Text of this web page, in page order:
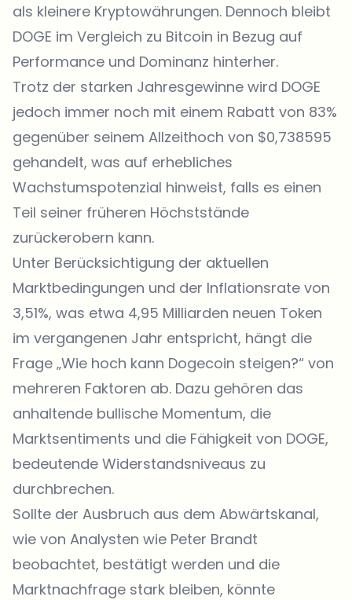
als kleinere Kryptowährungen. Dennoch bleibt
DOGE im Vergleich zu Bitcoin in Bezug auf
Performance und Dominanz hinterher.
Trotz der starken Jahresgewinne wird DOGE
jedoch immer noch mit einem Rabatt von 83%
gegenüber seinem Allzeithoch von $0,738595
gehandelt, was auf erhebliches
Wachstumspotenzial hinweist, falls es einen
Teil seiner früheren Höchststände
zurückerobern kann.
Unter Berücksichtigung der aktuellen
Marktbedingungen und der Inflationsrate von
3,51%, was etwa 4,95 Milliarden neuen Token
im vergangenen Jahr entspricht, hängt die
Frage „Wie hoch kann Dogecoin steigen?“ von
mehreren Faktoren ab. Dazu gehören das
anhaltende bullische Momentum, die
Marktsentiments und die Fähigkeit von DOGE,
bedeutende Widerstandsniveaus zu
durchbrechen.
Sollte der Ausbruch aus dem Abwärtskanal,
wie von Analysten wie Peter Brandt
beobachtet, bestätigt werden und die
Marktnachfrage stark bleiben, könnte